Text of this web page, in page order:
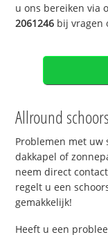
u ons bereiken via
2061246 bij vragen
Allround
Problemen met uw
dakkapel of
neem direct
regelt u een
gemakkelijk!
Heeft u een